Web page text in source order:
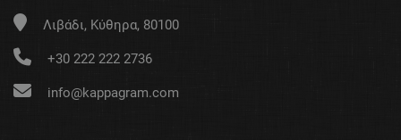
Λιβάδι, Κύθηρα, 80100
+30 222 222 2736
info@kappagram.com